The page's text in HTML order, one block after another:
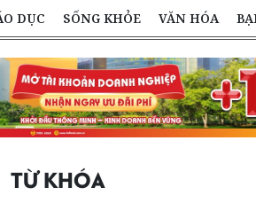
DỤC SỐNG KHỎE VĂN HÓA
TỪ KHÓA